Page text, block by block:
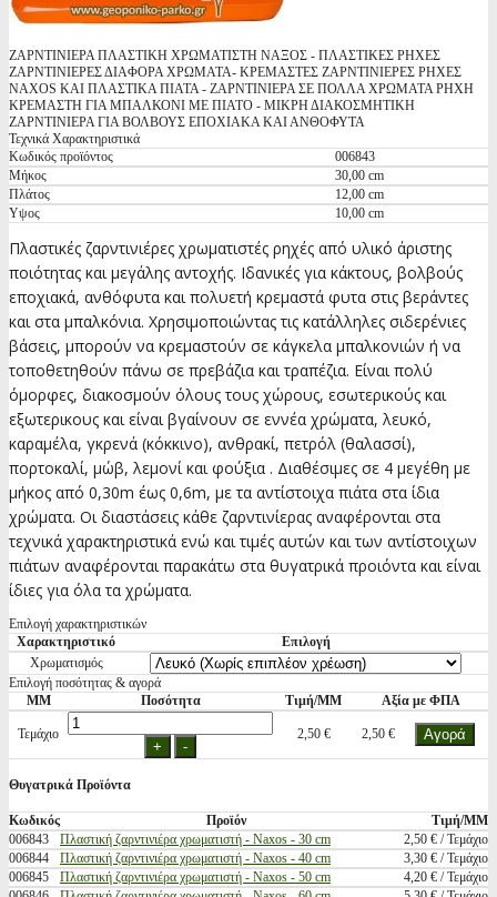
ΖΑΡΝΤΙΝΙΕΡΑ ΠΛΑΣΤΙΚΗ ΧΡΩΜΑΤΙΣΤΗ ΝΑΞΟΣ - ΠΛΑΣΤΙΚΕΣ ΡΗΧΕΣ
ΖΑΡΝΤΙΝΙΕΡΕΣ ΔΙΑΦΟΡΑ ΧΡΩΜΑΤΑ- ΚΡΕΜΑΣΤΕΣ ΖΑΡΝΤΙΝΙΕΡΕΣ ΡΗΧΕΣ
NAXOS ΚΑΙ ΠΛΑΣΤΙΚΑ ΠΙΑΤΑ - ΖΑΡΝΤΙΝΙΕΡΑ ΣΕ ΠΟΛΛΑ ΧΡΩΜΑΤΑ ΡΗΧΗ
ΚΡΕΜΑΣΤΗ ΓΙΑ ΜΠΑΛΚΟΝΙ ΜΕ ΠΙΑΤΟ - ΜΙΚΡΗ ΔΙΑΚΟΣΜΗΤΙΚΗ
ΖΑΡΝΤΙΝΙΕΡΑ ΓΙΑ ΒΟΛΒΟΥΣ ΕΠΟΧΙΑΚΑ ΚΑΙ ΑΝΘΟΦΥΤΑ
Τεχνικά Χαρακτηριστικά
Κωδικός προϊόντος
006843
Μήκος
30,00 cm
Πλάτος
12,00 cm
Υψος
10,00 cm
Πλαστικές ζαρντινιέρες χρωματιστές ρηχές από υλικό άριστης
ποιότητας και μεγάλης αντοχής. Ιδανικές για κάκτους, βολβούς
εποχιακά, ανθόφυτα και πολυετή κρεμαστά φυτα στις βεράντες
και στα μπαλκόνια. Χρησιμοποιώντας τις κατάλληλες σιδερένιες
βάσεις, μπορούν να κρεμαστούν σε κάγκελα μπαλκονιών ή να
τοποθετηθούν πάνω σε πρεβάζια και τραπέζια. Είναι πολύ
όμορφες, διακοσμούν όλους τους χώρους, εσωτερικούς και
εξωτερικους και είναι βγαίνουν σε εννέα χρώματα, λευκό,
καραμέλα, γκρενά (κόκκινο), ανθρακί, πετρόλ (θαλασσί),
πορτοκαλί, μώβ, λεμονί και φούξια . Διαθέσιμες σε 4 μεγέθη με
μήκος από 0,30m έως 0,6m, με τα αντίστοιχα πιάτα στα ίδια
χρώματα. Οι διαστάσεις κάθε ζαρντινίερας αναφέρονται στα
τεχνικά χαρακτηριστικά ενώ και τιμές αυτών και των αντίστοιχων
πιάτων αναφέρονται παρακάτω στα θυγατρικά προιόντα και είναι
ίδιες για όλα τα χρώματα.
Επιλογή χαρακτηριστικών
Χαρακτηριστικό
Επιλογή
Χρωματισμός
Επιλογή ποσότητας & αγορά
ΜΜ
Ποσότητα Τιμή/ΜΜ Αξία με ΦΠΑ
Τεμάχιο 2,50 € 2,50 €
Θυγατρικά Προϊόντα
Κωδικός Προϊόν
Τιμή/ΜΜ
006843
Πλαστική ζαρντινιέρα χρωματιστή - Naxos - 30 cm
2,50 € / Τεμάχιο
006844
Πλαστική ζαρντινιέρα χρωματιστή - Naxos - 40 cm
3,30 € / Τεμάχιο
006845
Πλαστική ζαρντινιέρα χρωματιστή - Naxos - 50 cm
4,20 € / Τεμάχιο